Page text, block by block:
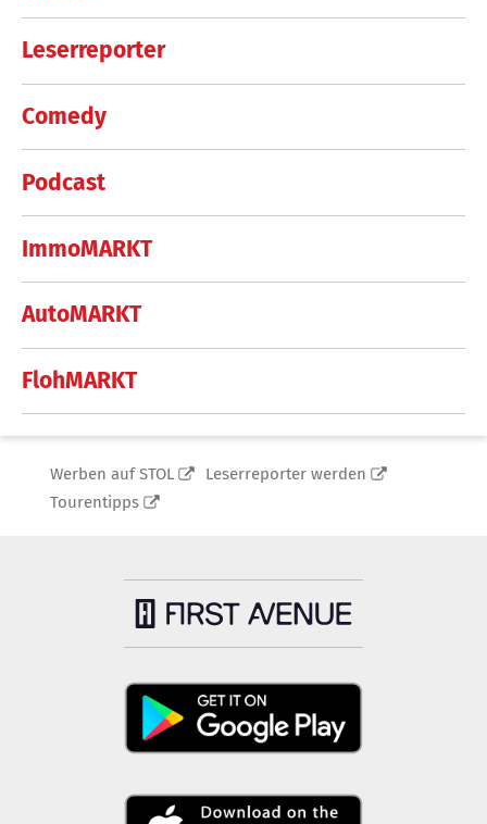
Leserreporter
Comedy
Podcast
ImmoMARKT
AutoMARKT
FlohMARKT
Werben auf STOL
Leserreporter werden
Tourentipps